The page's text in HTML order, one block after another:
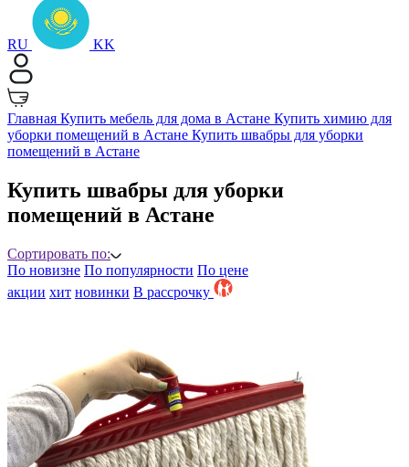
RU KK
Главная Купить мебель для дома в Астане Купить химию для
уборки помещений в Астане Купить швабры для уборки
помещений в Астане
Купить швабры для уборки
помещений в Астане
Сортировать по:
По новизне По популярности По цене
акции хит новинки B рассрочку